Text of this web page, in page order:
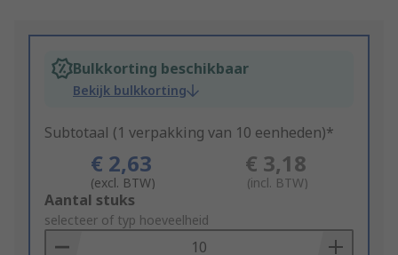
Bulkkorting beschikbaar
Bekijk bulkkorting
Subtotaal (1 verpakking van 10 eenheden)*
€ 2,63
(excl. BTW)
€ 3,18
(incl. BTW)
Add
to
Basket
Aantal stuks
selecteer of typ hoeveelheid